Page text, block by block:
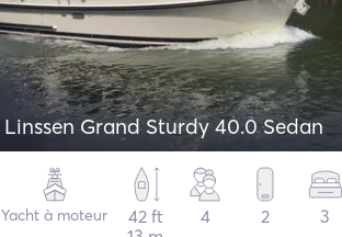
Linssen Grand Sturdy 40.0 Sedan
Yacht à moteur
42 ft
4 2 3